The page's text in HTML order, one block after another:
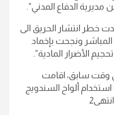
الدفاع المدني".
خطر انتشار الحريق الى
المباشر ونجحت بإخماد
الأضرار المادية".
وقت سابق، اقامت
ألواح السندويج